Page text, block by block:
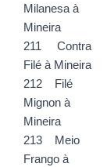
Milanesa à
Mineira
211 Contra
Filé à Mineira
212 Filé
Mignon à
Mineira
213 Meio
Frango à